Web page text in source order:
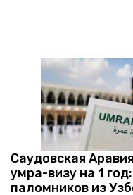
Саудовская
умра-визу на 1
паломников из